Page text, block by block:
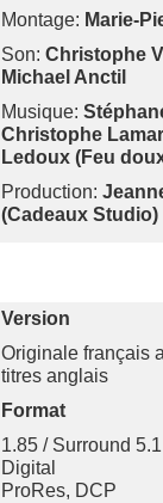
Montage: Marie-
Son:Christophe
Michael Anctil
Musique:
Christophe
Ledoux (Feu
Production:
(Cadeaux Studio)
Version
Originale français
titres anglais
Format
1.85 / Surround 5.1
Digital
ProRes, DCP